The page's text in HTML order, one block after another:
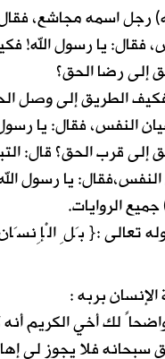
رجل اسمه مجاشع،
فقال: يا رسول الله!
إلى رضا الحق؟
الطريق إلى وصل
النفس، فقال: يا
إلى قرب الحق؟ قال:
يا رسول
لك أخي الكريم
سبحانه فلا يجوز